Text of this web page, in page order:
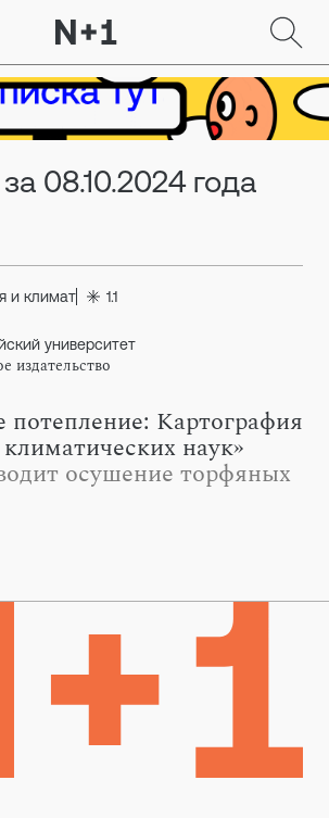
08.10.2024 года
и климат 1.1
университет
издательство
потепление: Картография
наук»
осушение торфяных